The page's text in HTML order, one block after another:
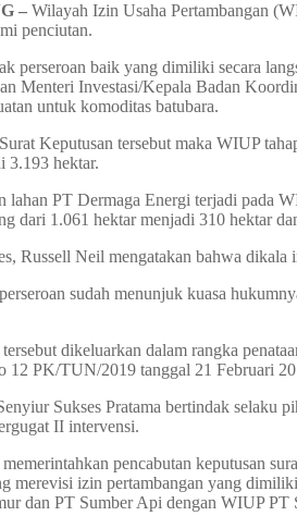
– Wilayah Izin Usaha Pertambangan
penciutan.
perseroan baik yang dimiliki secara
Menteri Investasi/Kepala Badan
untuk komoditas batubara.
Keputusan tersebut maka WIUP
3.193 hektar.
lahan PT Dermaga Energi terjadi pada
dari 1.061 hektar menjadi 310 hektar
Russell Neil mengatakan bahwa dikala
sudah menunjuk kuasa
dikeluarkan dalam rangka
12 PK/TUN/2019 tanggal 21 Februari
Sukses Pratama bertindak selaku
II intervensi.
pencabutan keputusan
merevisi izin pertambangan yang
dan PT Sumber Api dengan WIUP PT